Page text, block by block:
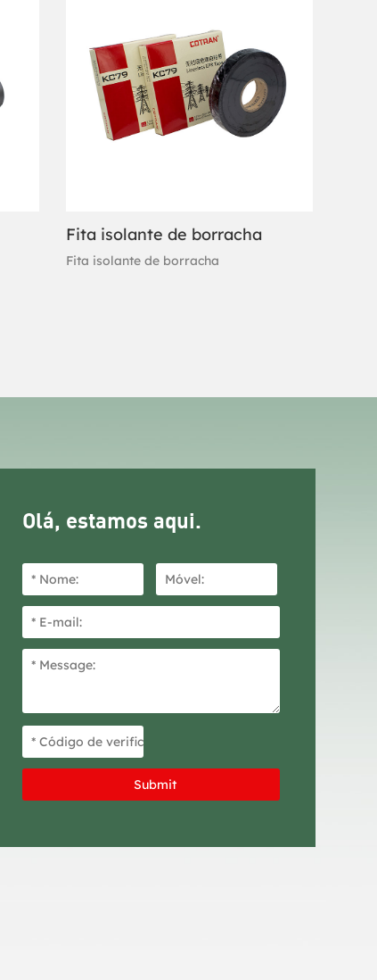
Fita isolante de borracha
Fita isolante de borracha
Olá, estamos aqui.